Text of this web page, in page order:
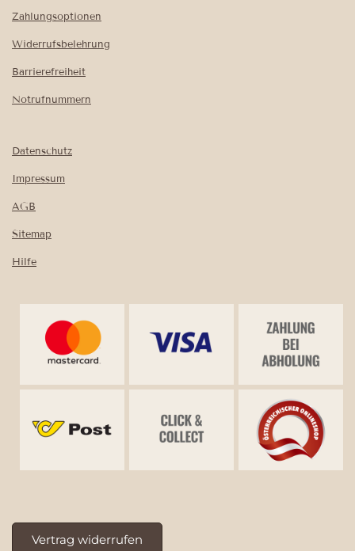
Zahlungsoptionen
Widerrufsbelehrung
Barrierefreiheit
Notrufnummern
Datenschutz
Impressum
AGB
Sitemap
Hilfe
Vertrag widerrufen